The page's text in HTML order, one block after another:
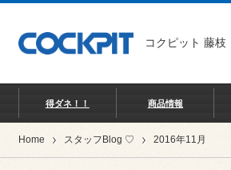
コクピット 藤枝
得ダネ！！ 商品情報
Home スタッフBlog ♡ 2016年11月